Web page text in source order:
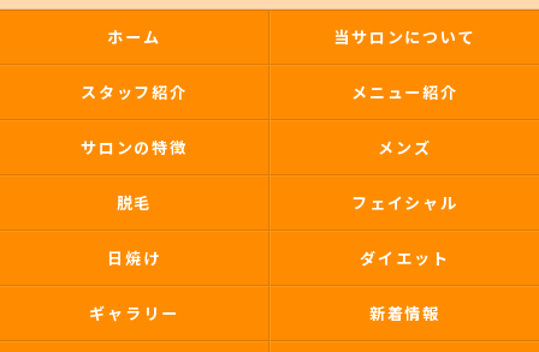
ホーム 当サロンについて
スタッフ紹介 メニュー紹介
サロンの特徴 メンズ
脱毛 フェイシャル
日焼け ダイエット
ギャラリー 新着情報